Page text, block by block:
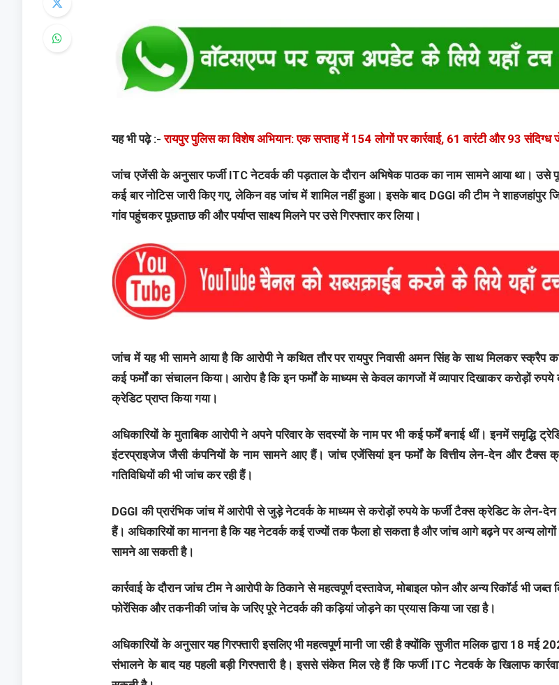
यह भी पढ़े :-रायपुर पुलिस का विशेष अभियान: एक सप्ताह में 154 लोगों पर कार्रवाई, 61 वारंटी और 93
जांच एजेंसी के अनुसार फर्जी ITC नेटवर्क की पड़ताल के दौरान अभिषेक पाठक का नाम सामने आया था। उसे
कई बार नोटिस जारी किए गए, लेकिन वह जांच में शामिल नहीं हुआ। इसके बाद DGGI की टीम ने शाहजहांपुर
गांव पहुंचकर पूछताछ की और पर्याप्त साक्ष्य मिलने पर उसे गिरफ्तार कर लिया।
जांच में यह भी सामने आया है कि आरोपी ने कथित तौर पर रायपुर निवासी अमन सिंह के साथ मिलकर स्क्रैप
कई फर्मों का संचालन किया। आरोप है कि इन फर्मों के माध्यम से केवल कागजों में व्यापार दिखाकर करोड़ों रुपये
क्रेडिट प्राप्त किया गया।
अधिकारियों के मुताबिक आरोपी ने अपने परिवार के सदस्यों के नाम पर भी कई फर्में बनाई थीं। इनमें समृद्धि
इंटरप्राइजेज जैसी कंपनियों के नाम सामने आए हैं। जांच एजेंसियां इन फर्मों के वित्तीय लेन-देन और टैक्स
गतिविधियों की भी जांच कर रही हैं।
DGGI की प्रारंभिक जांच में आरोपी से जुड़े नेटवर्क के माध्यम से करोड़ों रुपये के फर्जी टैक्स क्रेडिट के लेन-
हैं। अधिकारियों का मानना है कि यह नेटवर्क कई राज्यों तक फैला हो सकता है और जांच आगे बढ़ने पर अन्य लोगों
सामने आ सकती है।
कार्रवाई के दौरान जांच टीम ने आरोपी के ठिकाने से महत्वपूर्ण दस्तावेज, मोबाइल फोन और अन्य रिकॉर्ड भी
फोरेंसिक और तकनीकी जांच के जरिए पूरे नेटवर्क की कड़ियां जोड़ने का प्रयास किया जा रहा है।
अधिकारियों के अनुसार यह गिरफ्तारी इसलिए भी महत्वपूर्ण मानी जा रही है क्योंकि सुजीत मलिक द्वारा 18 मई
संभालने के बाद यह पहली बड़ी गिरफ्तारी है। इससे संकेत मिल रहे हैं कि फर्जी ITC नेटवर्क के खिलाफ